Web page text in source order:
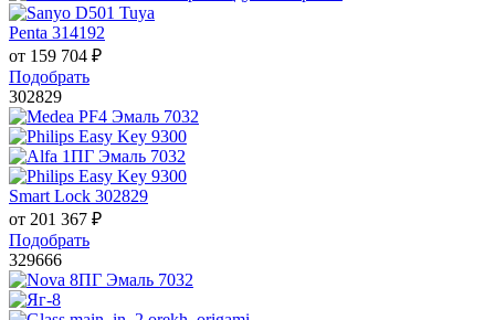
Penta 314192
от 159 704 ₽
Подобрать
302829
Smart Lock 302829
от 201 367 ₽
Подобрать
329666